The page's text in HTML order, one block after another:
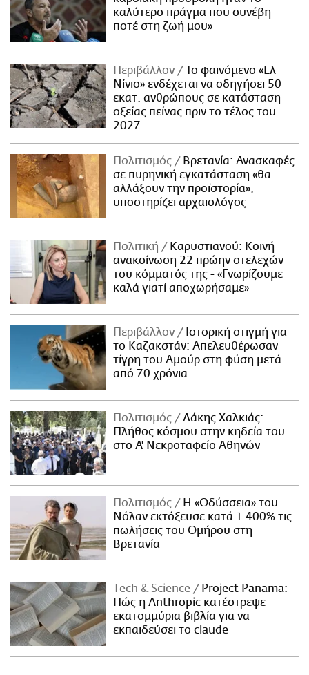
καλύτερο πράγμα που συνέβη
ποτέ στη ζωή μου»
Περιβάλλον
Το φαινόμενο «Ελ
Νίνιο» ενδέχεται να οδηγήσει 50
εκατ. ανθρώπους σε κατάσταση
οξείας πείνας πριν το τέλος του
2027
Πολιτισμός
Βρετανία: Ανασκαφές
σε πυρηνική εγκατάσταση «θα
αλλάξουν την προϊστορία»,
υποστηρίζει αρχαιολόγος
Πολιτική
Καρυστιανού: Κοινή
ανακοίνωση 22 πρώην στελεχών
του κόμματός της - «Γνωρίζουμε
καλά γιατί αποχωρήσαμε»
Περιβάλλον
Ιστορική στιγμή για
το Καζακστάν: Απελευθέρωσαν
τίγρη του Αμούρ στη φύση μετά
από 70 χρόνια
Πολιτισμός
Λάκης Χαλκιάς:
Πλήθος κόσμου στην κηδεία του
στο Α' Νεκροταφείο Αθηνών
Πολιτισμός
Η «Οδύσσεια» του
Νόλαν εκτόξευσε κατά 1.400% τις
πωλήσεις του Ομήρου στη
Βρετανία
Τech & Science
Project Panama:
Πώς η Anthropic κατέστρεψε
εκατομμύρια βιβλία για να
εκπαιδεύσει το claude